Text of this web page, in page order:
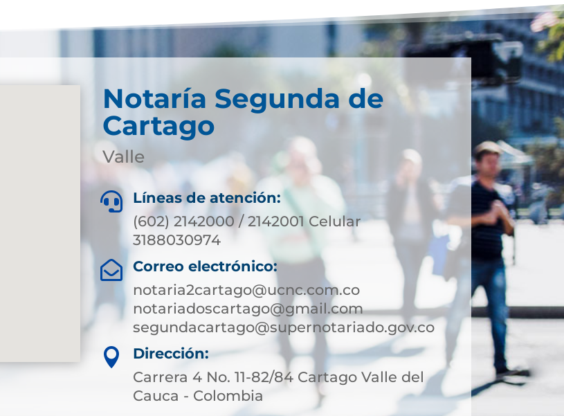
Notaría Segunda de
Cartago
Valle

Líneas de atención:
(602) 2142000 / 2142001 Celular
3188030974

Correo electrónico:
notaria2cartago@ucnc.com.co
notariadoscartago@gmail.com
segundacartago@supernotariado.gov.co

Dirección:
Carrera 4 No. 11-82/84 Cartago Valle del
Cauca - Colombia